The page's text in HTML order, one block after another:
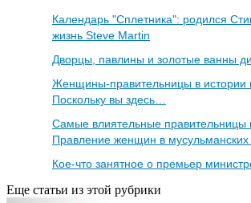
Календарь "Сплетника": родился
жизнь Steve Martin
Дворцы, павлины и золотые ванны
Женщины-правительницы в истории
Поскольку вы здесь…
Самые влиятельные правительницы
Правление женщин в мусульманских
Кое-что занятное о премьер
Еще статьи из этой рубрики